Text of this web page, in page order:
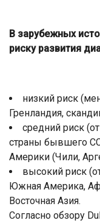
В зарубежных
риску развития
низкий риск
Гренландия,
средний риск
страны бывшего
Америки (Чили,
высокий риск
Южная Америка,
Восточная Азия.
Согласно обзору